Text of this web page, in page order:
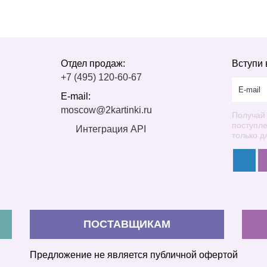
Отдел продаж:
+7 (495) 120-60-67
E-mail:
moscow@2kartinki.ru
Интеграция API
Вступи
только
ПОСТАВЩИКАМ
Предложение не является публичной офертой